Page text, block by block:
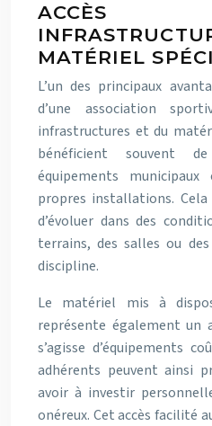
MATÉRIEL
L’un des principaux
d’une association
infrastructures et du
bénéficient souvent
équipements
propres installations.
d’évoluer dans des
terrains, des salles ou
discipline.
Le matériel mis à
représente également un
s’agisse d’équipements
adhérents peuvent ainsi
avoir à investir
onéreux. Cet accès facilité